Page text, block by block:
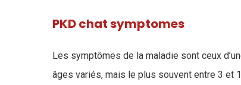
PKD chat symptomes
Les symptômes de la maladie sont ceux
âges variés, mais le plus souvent entre 3 et